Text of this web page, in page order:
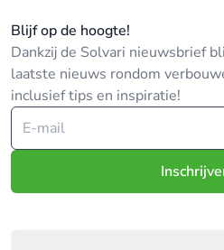
Blijf op de hoogte!
Dankzij de Solvari nieuwsbrief
laatste nieuws rondom
inclusief tips en inspiratie!